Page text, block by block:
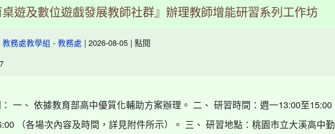
桌遊及數位遊戲發展教師社群』辦理教師增能研習系列工作坊
教務處教學組 - 教務處 | 2026-08-05 | 點閱
一、 依據教育部高中優質化輔助方案辦理。 二、 研習時間：週一13:00至15:00
（各場次內容及時間，詳見附件所示）。 三、 研習地點：桃園市立大溪高中勤